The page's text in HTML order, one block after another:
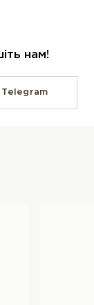
нам!
Telegram